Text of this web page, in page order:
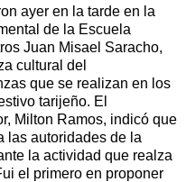
ayer en la tarde en la
de la Escuela
Juan Misael Saracho,
cultural del
que se realizan en los
tarijeño. El
Milton Ramos, indicó que
las autoridades de la
la actividad que realza
el primero en proponer